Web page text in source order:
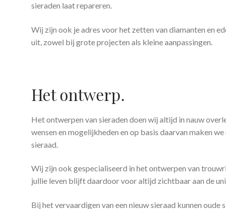
sieraden laat repareren.
Wij zijn ook je adres voor het zetten van diamanten en
uit, zowel bij grote projecten als kleine aanpassingen.
Het ontwerp.
Het ontwerpen van sieraden doen wij altijd in nauw
wensen en mogelijkheden en op basis daarvan maken
sieraad.
Wij zijn ook gespecialiseerd in het ontwerpen van
jullie leven blijft daardoor voor altijd zichtbaar aan de
Bij het vervaardigen van een nieuw sieraad kunnen